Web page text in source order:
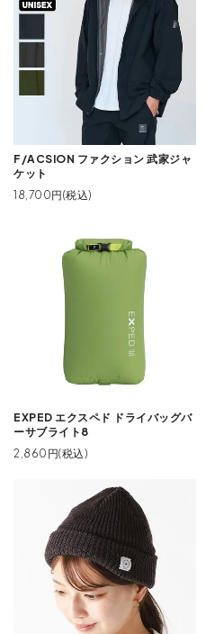
F/ACSION ファクション 武家ジャ
ケット
18,700円(税込)
EXPED エクスペド ドライバッグバ
ーサブライト8
2,860円(税込)